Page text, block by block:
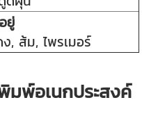
ยู่
, ส้ม, ไพรเมอร์
พ์อเนกประสงค์